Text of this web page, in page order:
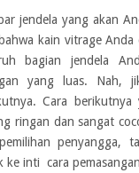
jendela yang akan
kain vitrage
bagian jendela
yang luas. Nah,
Cara
ringan dan sangat
penyangga,
ke inti cara